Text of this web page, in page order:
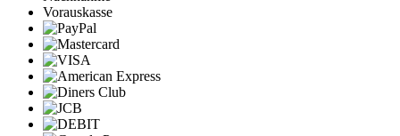
Vorauskasse